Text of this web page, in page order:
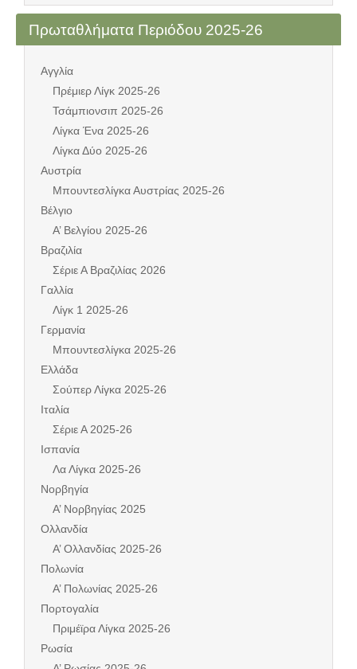
Πρωταθλήματα Περιόδου 2025-26
Αγγλία
Πρέμιερ Λίγκ 2025-26
Τσάμπιονσιπ 2025-26
Λίγκα Ένα 2025-26
Λίγκα Δύο 2025-26
Αυστρία
Μπουντεσλίγκα Αυστρίας 2025-26
Βέλγιο
Α’ Βελγίου 2025-26
Βραζιλία
Σέριε Α Βραζιλίας 2026
Γαλλία
Λίγκ 1 2025-26
Γερμανία
Μπουντεσλίγκα 2025-26
Ελλάδα
Σούπερ Λίγκα 2025-26
Ιταλία
Σέριε Α 2025-26
Ισπανία
Λα Λίγκα 2025-26
Νορβηγία
Α’ Νορβηγίας 2025
Ολλανδία
Α’ Ολλανδίας 2025-26
Πολωνία
Α’ Πολωνίας 2025-26
Πορτογαλία
Πριμέϊρα Λίγκα 2025-26
Ρωσία